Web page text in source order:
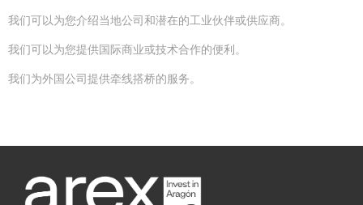
我们可以为您介绍当地公司和潜在的工业伙伴或供应商。
我们可以为您提供国际商业或技术合作的便利。
我们为外国公司提供牵线搭桥的服务。